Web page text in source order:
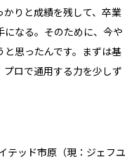
りと成績を残して、卒業
なる。そのために、今や
思ったんです。まずは基
ロで通用する力を少しず
テッド市原（現：ジェフユ